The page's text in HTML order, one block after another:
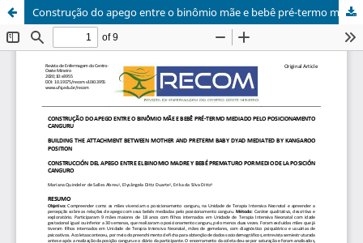
Construção do apego entre o binômio mãe e bebê pré-termo mediado pelo posicionamento canguru